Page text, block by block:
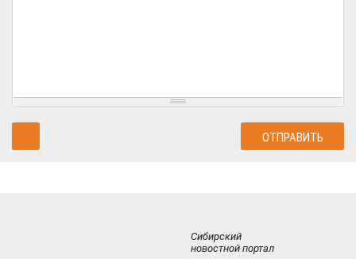
Сибирский
новостной портал